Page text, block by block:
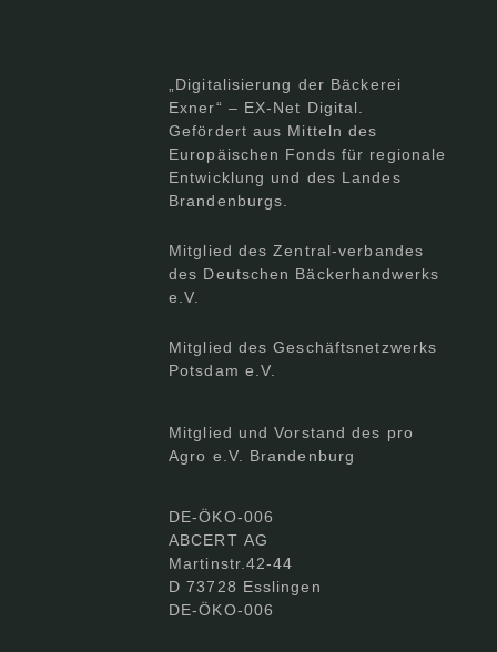
„Digitalisierung der Bäckerei
Exner“ – EX-Net Digital.
Gefördert aus Mitteln des
Europäischen Fonds für regionale
Entwicklung und des Landes
Brandenburgs.
Mitglied des Zentral-verbandes
des Deutschen Bäckerhandwerks
e.V.
Mitglied des Geschäftsnetzwerks
Potsdam e.V.
Mitglied und Vorstand des pro
Agro e.V. Brandenburg
DE-ÖKO-006
ABCERT AG
Martinstr.42-44
D 73728 Esslingen
DE-ÖKO-006